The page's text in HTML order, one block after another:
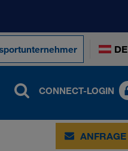
DE
CONNECT-LOGIN
ANFRAGE